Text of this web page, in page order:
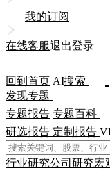
我的订阅
在线客服退出登录
回到首页 AI搜索
发现专题
专题报告 专题百科
研选报告 定制报告
行业研究公司研究宏